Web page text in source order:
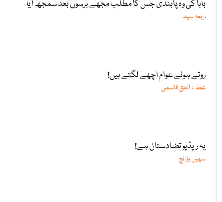
بابا کی وہ پابندی جس کا مطلب مجھے برسوں بعد سمجھ آیا
رابعہ سید
روتے ہوئے عوام اچھے لگتے ہیں!
عطا ء الحق قاسمی
یہ ریڈیو تضادستان ہے!
سہیل وڑائچ